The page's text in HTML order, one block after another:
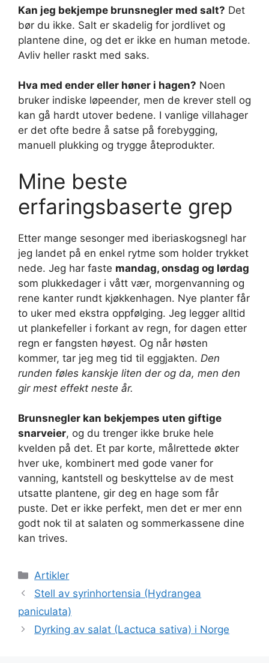
Kan jeg bekjempe brunsnegler med salt? Det
bør du ikke. Salt er skadelig for jordlivet og
plantene dine, og det er ikke en human metode.
Avliv heller raskt med saks.
Hva med ender eller høner i hagen? Noen
bruker indiske løpeender, men de krever stell og
kan gå hardt utover bedene. I vanlige villahager
er det ofte bedre å satse på forebygging,
manuell plukking og trygge åteprodukter.
Mine beste
erfaringsbaserte grep
Etter mange sesonger med iberiaskogsnegl har
jeg landet på en enkel rytme som holder trykket
nede. Jeg har faste mandag, onsdag og lørdag
som plukkedager i vått vær, morgen­vanning og
rene kanter rundt kjøkkenhagen. Nye planter får
to uker med ekstra oppfølging. Jeg legger alltid
ut plankefeller i forkant av regn, for dagen etter
regn er fangsten høyest. Og når høsten
kommer, tar jeg meg tid til eggjakten. Den
runden føles kanskje liten der og da, men den
gir mest effekt neste år.
Brunsnegler kan bekjempes uten giftige
snarveier, og du trenger ikke bruke hele
kvelden på det. Et par korte, målrettede økter
hver uke, kombinert med gode vaner for
vanning, kantstell og beskyttelse av de mest
utsatte plantene, gir deg en hage som får
puste. Det er ikke perfekt, men det er mer enn
godt nok til at salaten og sommerkassene dine
kan trives.
Kategorier
Artikler
Stell av syrinhortensia (Hydrangea
paniculata)
Dyrking av salat (Lactuca sativa) i Norge